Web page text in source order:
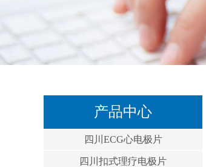
产品中心
四川ECG心电极片
四川扣式理疗电极片